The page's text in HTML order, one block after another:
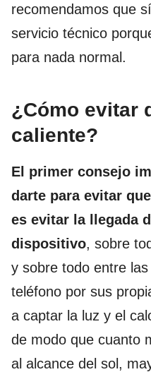
recomendamos que
servicio técnico
para nada normal.
¿Cómo evitar
caliente?
El primer consejo
darte para evitar
es evitar la llegada
dispositivo, sobre
y sobre todo entre
teléfono por sus
a captar la luz y el
de modo que cuanto
al alcance del sol,